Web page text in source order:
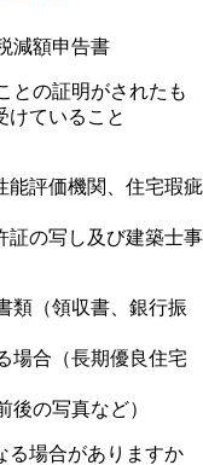
減額申告書
との証明がされたも
けていること
能評価機関、住宅瑕疵
の写し及び建築士事
類（領収書、銀行振
場合（長期優良住宅
後の写真など）
る場合がありますか